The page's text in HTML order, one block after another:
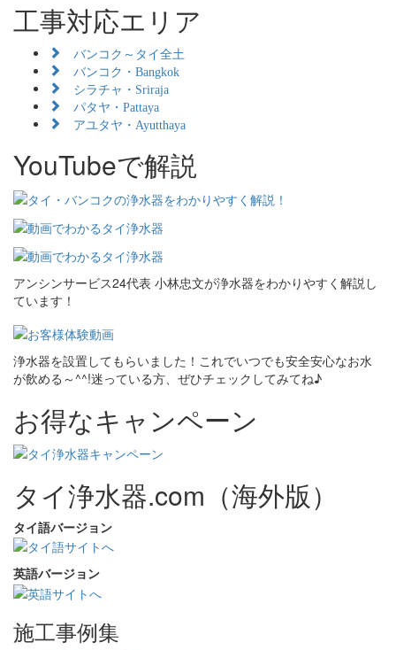
工事対応エリア
バンコク～タイ全土
バンコク・Bangkok
シラチャ・Sriraja
パタヤ・Pattaya
アユタヤ・Ayutthaya
YouTubeで解説
アンシンサービス24代表 小林忠文が浄水器をわかりやすく解説し
ています！
浄水器を設置してもらいました！これでいつでも安全安心なお水
が飲める～^^!迷っている方、ぜひチェックしてみてね♪
お得なキャンペーン
タイ浄水器.com（海外版）
タイ語バージョン
英語バージョン
施工事例集